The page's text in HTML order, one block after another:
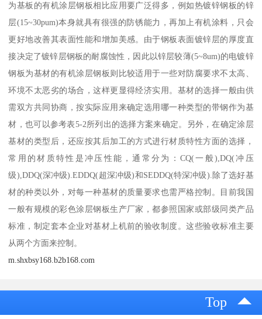
为基板的有机涂层钢板相比应用要广泛得多，例如热镀锌钢板的锌
层(15~30pum)本身就具有很强的防锈能力，再加上有机涂料，只会
更好地改善其表面性能和增加美感。由于钢板表面镀锌层的厚度直
接决定了镀锌层钢板的耐腐蚀性，因此以锌层较薄(5~8um)的电镀锌
钢板为基材的有机涂层钢板则比较适用于一些对防腐要求不太高、
环境不太恶劣的场合，这样更显得经济实用。基材的选择一般由供
需双方共同协商，按实际应用来确定选用哪一种类型的带钢作为基
材，也可以参考表5-2所列出的选择方案来确定。另外，在确定涂层
基材的类型后，还应按其后加工的方式进行材质特性方面的选择，
常用的材质特性是冲压性能，通常分为：CQ(一般),DQ(冲压
级),DDQ(深冲级).EDDQ(超深冲级)和SEDDQ(特深冲级).除了选好基
材的种类以外，对每一种基材的质量要求也需严格控制。目前我国
一般有规模的彩色涂层钢板生产厂家，都参照国家或部级同类产品
标准，制定套本企业对基材上机前的验收制度。这些验收标准主要
从两个方面来控制。
m.shxbsy168.b2b168.com
Top